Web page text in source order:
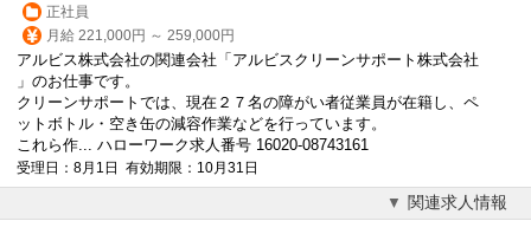
正社員
月給 221,000円 ～ 259,000円
アルビス株式会社の関連会社「アルビスクリーンサポート株式会社
」のお仕事です。
クリーンサポートでは、現在２７名の障がい者従業員が在籍し、ペ
ットボトル・空き缶の減容作業などを行っています。
これら作... ハローワーク求人番号 16020-08743161
受理日：8月1日 有効期限：10月31日
関連求人情報